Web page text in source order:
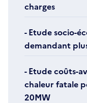
charges
- Etude socio-
demandant
- Etude coûts-
chaleur fatale
20MW